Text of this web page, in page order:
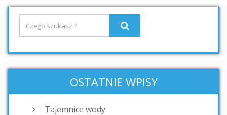
OSTATNIE WPISY
Tajemnice wody